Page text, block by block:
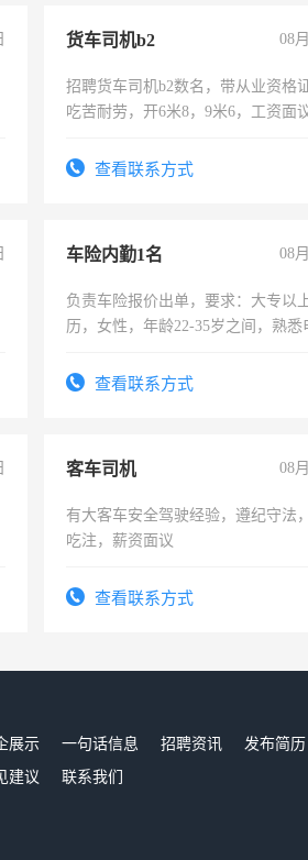
货车司机b2 08
招聘货车司机b2数名，带从业资格证
吃苦耐劳，开6米8，9米6，工资面
查看联系方式
车险内勤1名 08
负责车险报价出单，要求：大专以
历，女性，年龄22-35岁之间，熟悉
试用期1-3个月，转正后交纳五险，
查看联系方式
客车司机 08
有大客车安全驾驶经验，遵纪守法
吃注，薪资面议
查看联系方式
展示 一句话信息 招聘资讯 发布简历
建议 联系我们